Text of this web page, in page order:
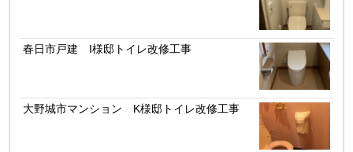
春日市戸建 I様邸トイレ改修工事
大野城市マンション K様邸トイレ改修工事